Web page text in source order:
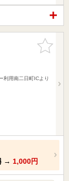
お気に入
りに追加
利用南二日町ICより
→ 1,000円